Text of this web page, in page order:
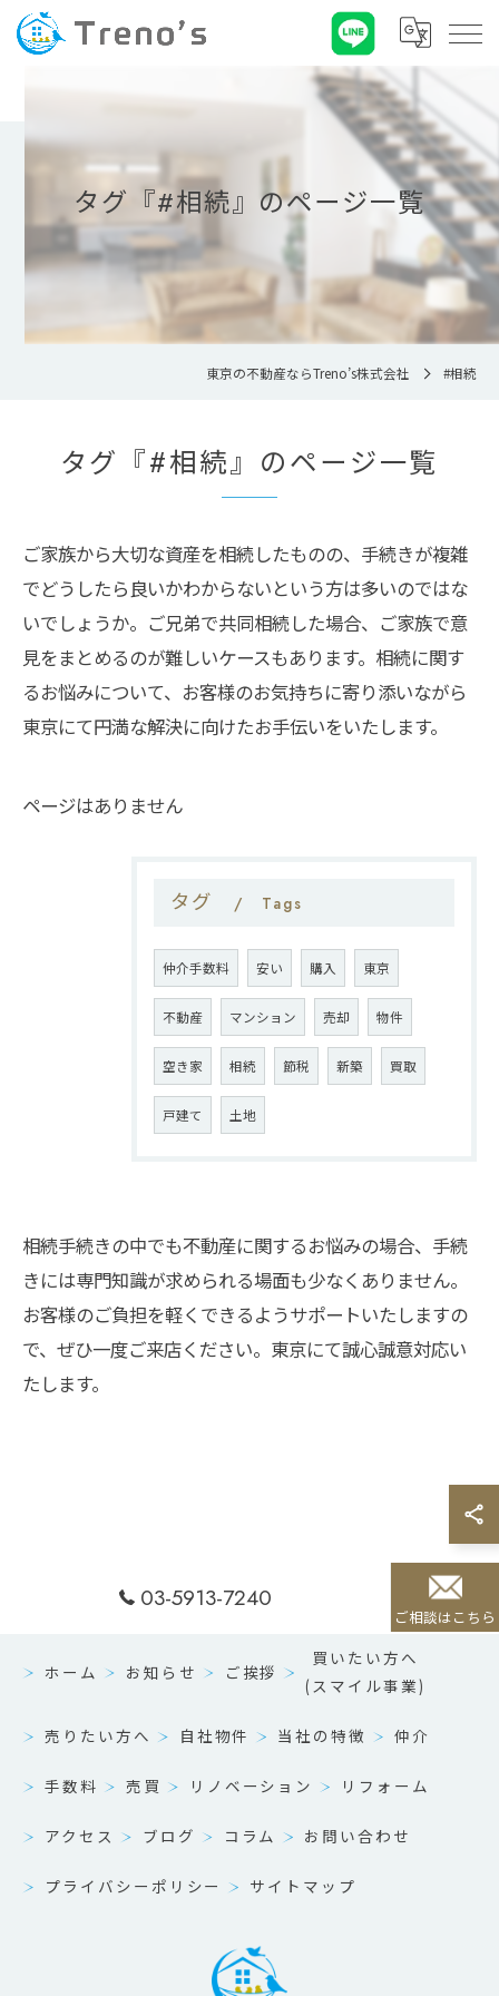
タグ『#相続』のページ一覧
東京の不動産ならTreno’s株式会社 #相続
タグ『#相続』のページ一覧
ご家族から大切な資産を相続したものの、手続きが複雑
でどうしたら良いかわからないという方は多いのではな
いでしょうか。ご兄弟で共同相続した場合、ご家族で意
見をまとめるのが難しいケースもあります。相続に関す
るお悩みについて、お客様のお気持ちに寄り添いながら
東京にて円満な解決に向けたお手伝いをいたします。
ページはありません
タグ Tags
仲介手数料 安い 購入 東京
不動産 マンション 売却 物件
空き家 相続 節税 新築 買取
戸建て 土地
相続手続きの中でも不動産に関するお悩みの場合、手続
きには専門知識が求められる場面も少なくありません。
お客様のご負担を軽くできるようサポートいたしますの
で、ぜひ一度ご来店ください。東京にて誠心誠意対応い
たします。
03-5913-7240
ご相談はこちら
ホーム お知らせ ご挨拶
買いたい方へ
(スマイル事業)
売りたい方へ 自社物件 当社の特徴 仲介
手数料 売買 リノベーション リフォーム
アクセス ブログ コラム お問い合わせ
プライバシーポリシー サイトマップ
お問い合わせはこちら